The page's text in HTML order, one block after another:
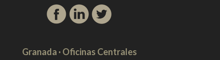
Granada · Oficinas Centrales